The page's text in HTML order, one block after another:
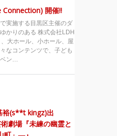
開催!!
実施する目黒区主催のダ
かりのある 株式会社LDH
大ホール、小ホール、屋
なコンテンツで、子ども
ベン…
裕(s**t kingz)出
劇場『未練の幽霊と